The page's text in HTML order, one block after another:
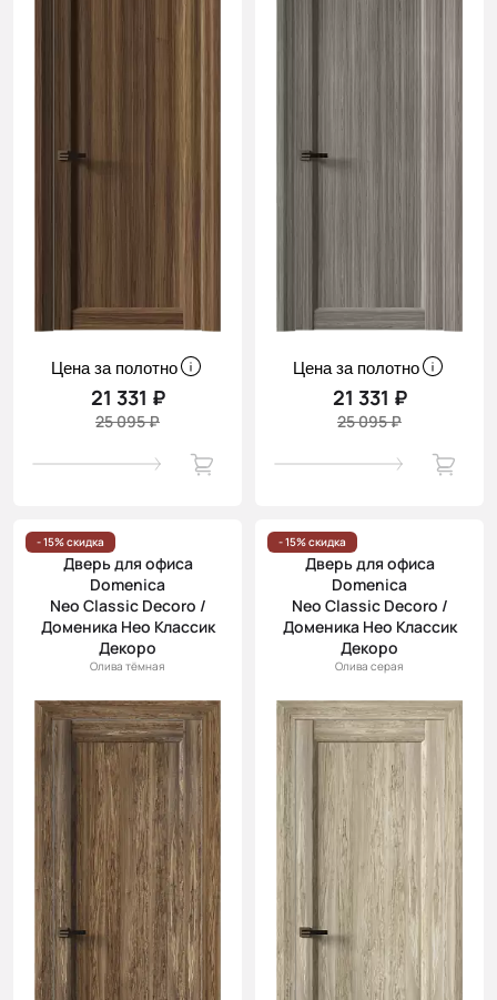
Цена за полотно
21 331 ₽
25 095 ₽
Цена за полотно
21 331 ₽
25 095 ₽
- 15% скидка
Дверь для офиса
Domenica
Neo Classic Decoro /
Доменика Нео Классик
Декоро
Олива тёмная
- 15% скидка
Дверь для офиса
Domenica
Neo Classic Decoro /
Доменика Нео Классик
Декоро
Олива серая